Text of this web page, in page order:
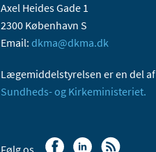
Axel Heides Gade 1
2300 København S
Email: dkma@dkma.dk
Lægemiddelstyrelsen er en del af
Sundheds- og Kirkeministeriet.